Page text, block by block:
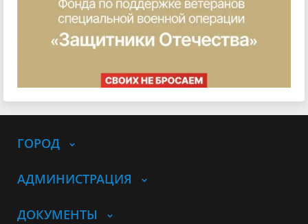
ГОРОД
АДМИНИСТРАЦИЯ
ДОКУМЕНТЫ